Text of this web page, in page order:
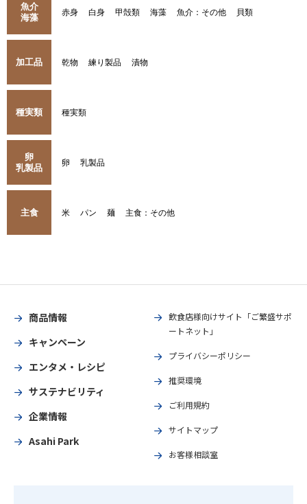
魚介
海藻
赤身 白身 甲殻類 海藻 魚介：その他 貝類
加工品 乾物 練り製品 漬物
種実類 種実類
卵
乳製品
卵 乳製品
主食 米 パン 麺 主食：その他
商品情報
キャンペーン
エンタメ・レシピ
サステナビリティ
企業情報
Asahi Park
飲食店様向けサイト「ご繁盛サポ
ートネット」
プライバシーポリシー
推奨環境
ご利用規約
サイトマップ
お客様相談室